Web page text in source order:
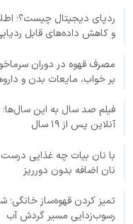
ردپای دیجیتال چیست؟؛
و کاهش داده‌های قابل
مصرف قهوه در دوران
بر خواب، مایعات بدن و
فیلم صد سال به این سال‌ها؛
آنلاین پس از ۱۹ سال
با نان بیات چه غذایی درست
نان اضافه بدون دورریز
تمیز کردن قهوه‌ساز
رسوب‌زدایی مسیر گردش آب